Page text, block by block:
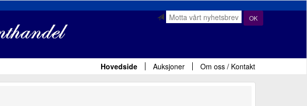
OK
Hovedside Auksjoner Om oss / Kontakt